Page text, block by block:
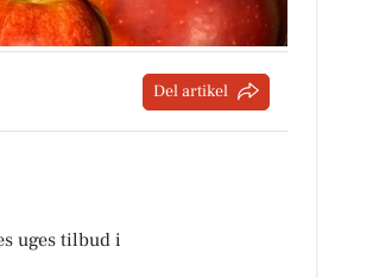
Del artikel
uges tilbud i